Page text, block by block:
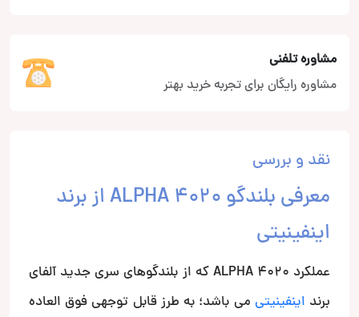
مشاوره تلفنی
مشاوره رایگان برای تجربه خرید بهتر
نقد و بررسی
معرفی بلندگو ALPHA 4020 از برند
اینفینیتی
عملکرد ALPHA 4020 که از بلندگوهای سری جدید آلفای
برند اینفینیتی می باشد؛ به طرز قابل توجهی فوق العاده